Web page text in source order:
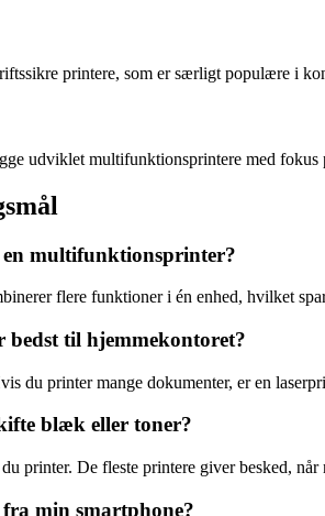
printere, som er særligt populære i
udviklet multifunktionsprintere med
en multifunktionsprinter?
flere funktioner i én enhed, hvilket
til hjemmekontoret?
du printer mange dokumenter, er en
blæk eller toner?
printer. De fleste printere giver besked,
min smartphone?